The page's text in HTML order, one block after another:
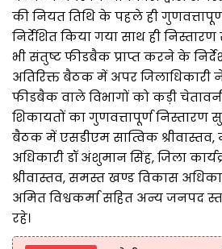
की नियत तिथि के पहले ही
निर्देशित किया गया साथ ही
भी संतुष्ट फीडबैक प्राप्त करने के
अतिरिक्त बैठक में अपर जिलाधिकारी
फीडबैक वाले विभागों को कड़ी
शिकायतों का गुणवत्तापूर्ण निस्तारण
बैठक में एसडीएम सात्विक श्रीवास्तव,
अधिकारी डॉ अंशुमान सिंह, जिला
श्रीवास्तव, समस्त खण्ड विकास
अमित विश्वकर्मा सहित अन्य जनपद
रहे।